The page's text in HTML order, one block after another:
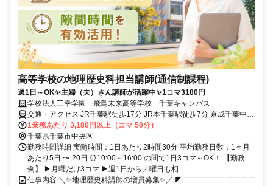
高等学校の地理歴史科担当講師(通信制課程)
週1日～OK✨主婦（夫）さん講師が活躍中✨1コマ3180円
学校法人三幸学園 飛鳥未来高等学校 千葉キャンパス
交通・アクセス JR千葉駅徒歩17分 JR本千葉駅徒歩7分 京成千葉中央
駅徒歩7分
1業務あたり 3,180円以上（コマ 50分）
千葉県千葉市中央区
勤務時間詳細 実働時間：1日あたり2時間30分 平均勤務日数：1ヶ月
あたり5日 〜 20日 ⏰10:00～16:00 の間で1日3コマ～OK！ 【勤務
例】 ▶月曜だけ3コマ ▶週1日から／曜日も相...
仕事内容 ＼✨地理歴史科講師の増員募集✨／ ◤￣￣￣￣￣￣￣￣￣￣